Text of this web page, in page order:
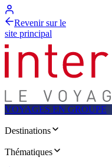
Revenir sur le
site principal
VOYAGES EN GROUPE
Destinations
Thématiques